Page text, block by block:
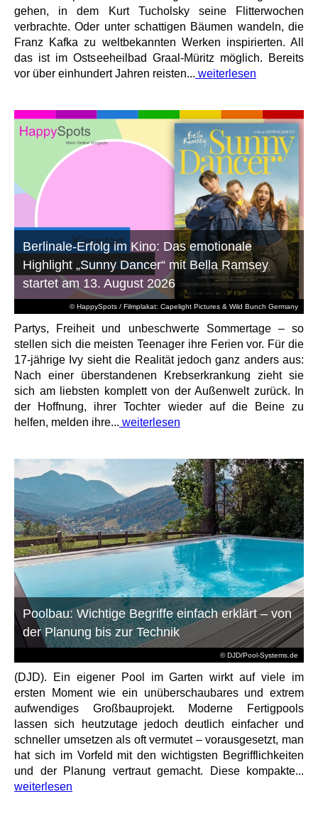
gehen, in dem Kurt Tucholsky seine Flitterwochen
verbrachte. Oder unter schattigen Bäumen wandeln, die
Franz Kafka zu weltbekannten Werken inspirierten. All
das ist im Ostseeheilbad Graal-Müritz möglich. Bereits
vor über einhundert Jahren reisten... weiterlesen
© HappySpots / Filmplakat: Capelight Pictures & Wild Bunch Germany
Berlinale-Erfolg im Kino: Das emotionale
Highlight „Sunny Dancer“ mit Bella Ramsey
startet am 13. August 2026
Partys, Freiheit und unbeschwerte Sommertage – so
stellen sich die meisten Teenager ihre Ferien vor. Für die
17-jährige Ivy sieht die Realität jedoch ganz anders aus:
Nach einer überstandenen Krebserkrankung zieht sie
sich am liebsten komplett von der Außenwelt zurück. In
der Hoffnung, ihrer Tochter wieder auf die Beine zu
helfen, melden ihre... weiterlesen
© DJD/Pool-Systems.de
Poolbau: Wichtige Begriffe einfach erklärt – von
der Planung bis zur Technik
(DJD). Ein eigener Pool im Garten wirkt auf viele im
ersten Moment wie ein unüberschaubares und extrem
aufwendiges Großbauprojekt. Moderne Fertigpools
lassen sich heutzutage jedoch deutlich einfacher und
schneller umsetzen als oft vermutet – vorausgesetzt, man
hat sich im Vorfeld mit den wichtigsten Begrifflichkeiten
und der Planung vertraut gemacht. Diese kompakte...
weiterlesen